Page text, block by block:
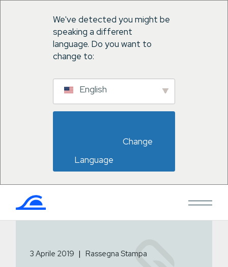
We've detected you might be
speaking a different
language. Do you want to
change to:
English
Language
Salta
contenuto
3 Aprile 2019 Rassegna Stampa